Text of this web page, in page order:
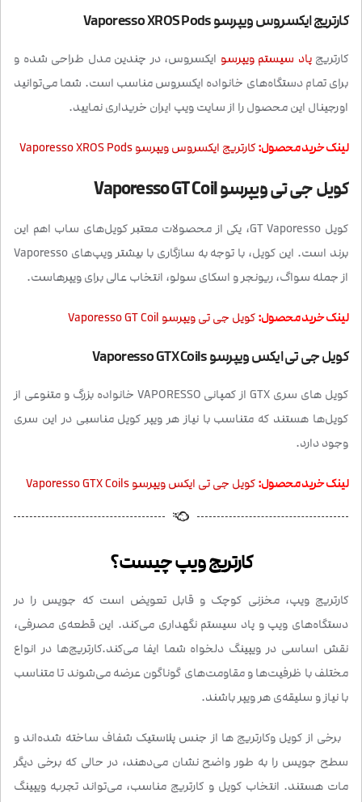
کارتریج ایکسروس ویپرسو Vaporesso XROS Pods
کارتریجپاد سیستم ویپرسو ایکسروس، در چندین مدل طراحی شده و
برای تمام دستگاه‌های خانواده ایکسروس مناسب است. شما می‌توانید
اورجینال این محصول را از سایت ویپ ایران خریداری نمایید.
لینک خرید محصول:کارتریج ایکسروس ویپرسو Vaporesso XROS Pods
کویل جی تی ویپرسو Vaporesso GT Coil
کویل GT Vaporesso، یکی از محصولات معتبر کویل‌های ساب اهم این
برند است. این کویل‌، با توجه به سازگاری با بیشتر ویپ‌های Vaporesso
از جمله سواگ، ریونجر و اسکای سولو، انتخاب عالی برای ویپرهاست.
لینک خرید محصول:کویل جی تی ویپرسو Vaporesso GT Coil
کویل جی تی ایکس ویپرسو Vaporesso GTX Coils
کویل های سری GTX از کمپانی VAPORESSO خانواده بزرگ و متنوعی از
کویل‌ها هستند که متناسب با نیاز هر ویپر کویل مناسبی در این سری
وجود دارد.
لینک خرید محصول: کویل جی تی ایکس ویپرسو Vaporesso GTX Coils
کارتریج ویپ چیست؟
کارتریج ویپ، مخزنی کوچک و قابل تعویض است که جویس را در
دستگاه‌های ویپ و پاد سیستم نگهداری می‌کند. این قطعه‌ی مصرفی،
نقش اساسی در ویپینگ دلخواه شما ایفا می‌کند.کارتریج‌ها در انواع
مختلف با ظرفیت‌ها و مقاومت‌های گوناگون عرضه می‌شوند تا متناسب
با نیاز و سلیقه‌ی هر ویپر باشند.
برخی از کویل وکارتریج ‌ها از جنس پلاستیک شفاف ساخته شده‌اند و
سطح جویس را به طور واضح نشان می‌دهند، در حالی که برخی دیگر
مات هستند. انتخاب کویل و کارتریج مناسب، می‌تواند تجربه ویپینگ